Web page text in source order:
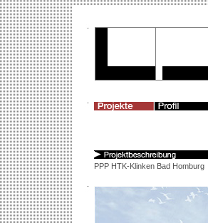
PPP HTK-Klinken Bad Homburg